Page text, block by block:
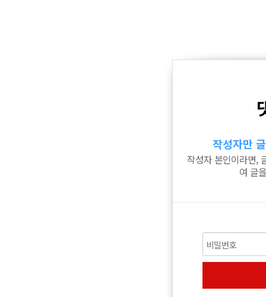
작성자만
작성자 본인이라면,
여 글